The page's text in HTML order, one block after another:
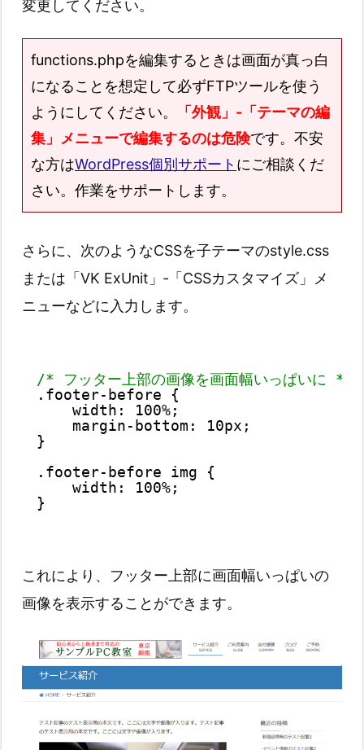
変更してください。
functions.phpを編集するときは画面が真っ白
になることを想定して必ずFTPツールを使う
ようにしてください。
「外観」-「テーマの編
集」メニューで編集するのは危険です。不安
な方はWordPress個別サポート にご相談くだ
さい。作業をサポートします。
さらに、次のようなCSSを子テーマのstyle.css
または「VK ExUnit」‐「CSSカスタマイズ」メ
ニューなどに入力します。
/* フッター上部の画像を画面幅いっぱいに */
.footer-before {
width: 100%;
margin-bottom: 10px;
}
.footer-before img {
width: 100%;
}
これにより、フッター上部に画面幅いっぱいの
画像を表示することができます。